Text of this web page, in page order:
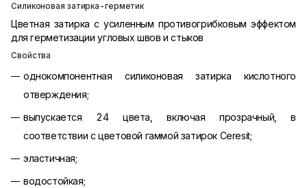
Силиконовая затирка-герметик
Цветная затирка с усиленным противогрибковым эффектом
для герметизации угловых швов и стыков
Свойства
однокомпонентная силиконовая затирка кислотного
отверждения;
выпускается 24 цвета, включая прозрачный, в
соответствии с цветовой гаммой затирок Ceresit;
эластичная;
водостойкая;